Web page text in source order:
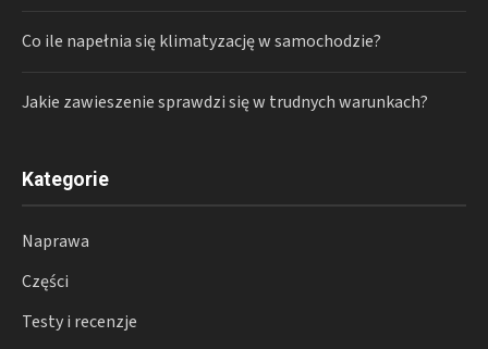
Co ile napełnia się klimatyzację w samochodzie?
Jakie zawieszenie sprawdzi się w trudnych warunkach?
Kategorie
Naprawa
Części
Testy i recenzje